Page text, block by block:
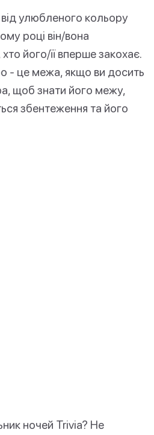
улюбленого кольору
році він/вона
його/її вперше закохає.
- це межа, якщо ви досить
щоб знати його межу,
збентеження та його
ночей Trivia? Не